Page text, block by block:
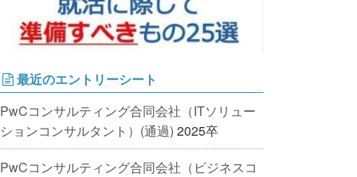
最近のエントリーシート
PwCコンサルティング合同会社（ITソリュー
ションコンサルタント）(通過) 2025卒
PwCコンサルティング合同会社（ビジネスコ